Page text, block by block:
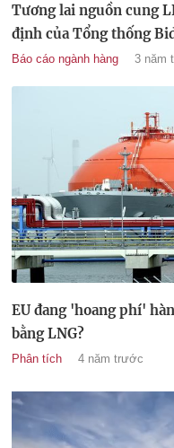
Tương lai nguồn cung
định của Tổng thống
Báo cáo ngành hàng 3 năm
EU đang 'hoang phí'
bằng LNG?
Phân tích 4 năm trước